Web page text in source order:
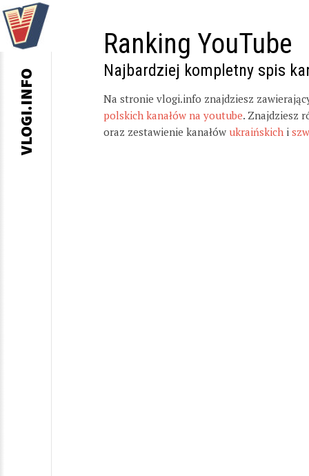
Ranking YouTube
Najbardziej kompletny spis
Na stronie vlogi.info znajdziesz
polskich kanałów na youtube. Znajdziesz
oraz zestawienie kanałów ukraińskich i
VLOGI.INFO